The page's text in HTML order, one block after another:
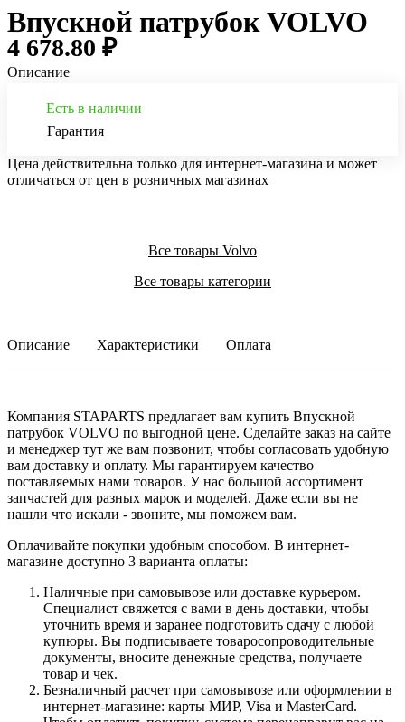
Впускной патрубок VOLVO
4 678.80 ₽
Описание
Есть в наличии
Гарантия
Цена действительна только для интернет-магазина и может
отличаться от цен в розничных магазинах
Все товары Volvo
Все товары категории
Описание Характеристики Оплата
Компания STAPARTS предлагает вам купить Впускной
патрубок VOLVO по выгодной цене. Сделайте заказ на сайте
и менеджер тут же вам позвонит, чтобы согласовать удобную
вам доставку и оплату. Мы гарантируем качество
поставляемых нами товаров. У нас большой ассортимент
запчастей для разных марок и моделей. Даже если вы не
нашли что искали - звоните, мы поможем вам.
Оплачивайте покупки удобным способом. В интернет-
магазине доступно 3 варианта оплаты:
Наличные при самовывозе или доставке курьером.
Специалист свяжется с вами в день доставки, чтобы
уточнить время и заранее подготовить сдачу с любой
купюры. Вы подписываете товаросопроводительные
документы, вносите денежные средства, получаете
товар и чек.
Безналичный расчет при самовывозе или оформлении в
интернет-магазине: карты МИР, Visa и MasterCard.